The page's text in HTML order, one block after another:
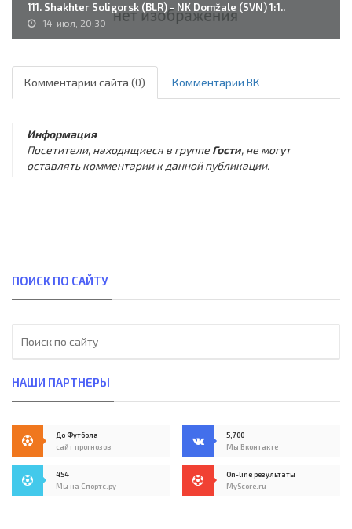
111. Shakhter Soligorsk (BLR) - NK Domžale (SVN) 1:1..
14-июл, 20:30
Комментарии сайта (0) Комментарии ВК
Информация
Посетители, находящиеся в группе Гости, не могут
оставлять комментарии к данной публикации.
ПОИСК ПО САЙТУ
НАШИ ПАРТНЕРЫ
До Футбола
сайт прогнозов
5,700
Мы Вконтакте
454
Мы на Спортс.ру
On-line результаты
MyScore.ru